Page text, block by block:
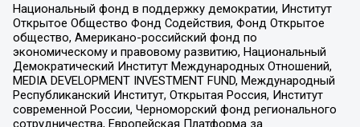
Национальный фонд в поддержку демократии, Институт
Открытое Общество Фонд Содействия, Фонд Открытое
общество, Американо-российский фонд по
экономическому и правовому развитию, Национальный
Демократический Институт Международных Отношений,
MEDIA DEVELOPMENT INVESTMENT FUND, Международный
Республиканский Институт, Открытая Россия, Институт
современной России, Черноморский фонд регионального
сотрудничества, Европейская Платформа за